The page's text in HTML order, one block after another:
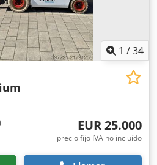
1 /34
EUR 25.000
precio fijo IVA no incluído